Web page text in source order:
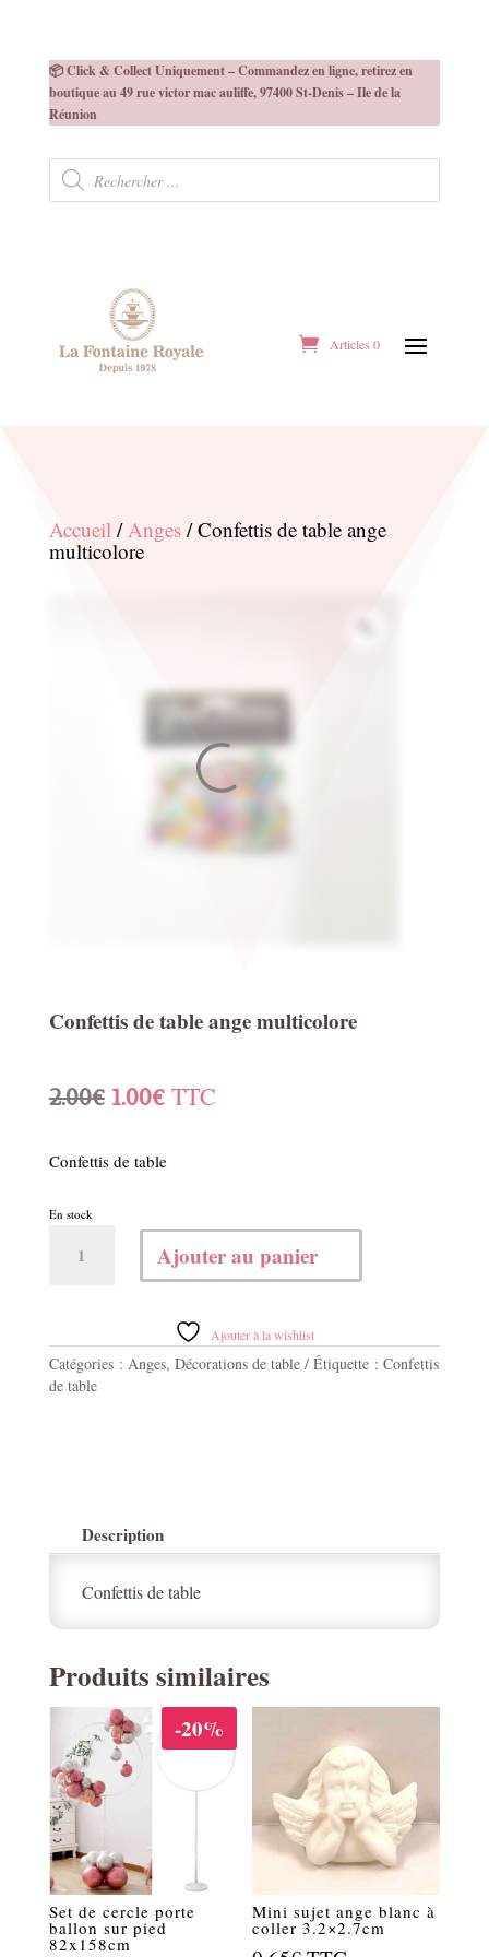
📦 Click & Collect Uniquement – Commandez en ligne, retirez en
boutique au 49 rue victor mac auliffe, 97400 St-Denis – Ile de la
Réunion
Recherche
produits
Articles 0
Accueil/Anges/ Confettis de table ange
multicolore
Confettis de table ange multicolore
2.00€ Le
était :
2.00€.
1.00€Le
est :
1.00€.
TTC
Confettis de table
En stock
ange
multicolore
Ajouter au panier
Ajouter à la wishlist
Catégories : Anges, Décorations de table Étiquette : Confettis
de table
Description
Confettis de table
Produits similaires
-20%
Set de cercle porte
ballon sur pied
82x158cm
Mini sujet ange blanc à
coller 3.2×2.7cm